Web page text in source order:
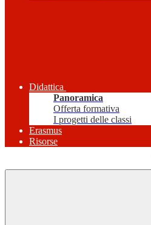
Didattica
Panoramica
Offerta formativa
I progetti delle classi
Erasmus
Risorse